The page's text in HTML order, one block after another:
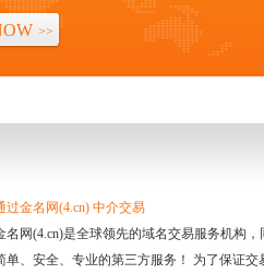
>>
过金名网(4.cn) 中介交易
名网(4.cn)是全球领先的域名交易服务机构
单、安全、专业的第三方服务！ 为了保证